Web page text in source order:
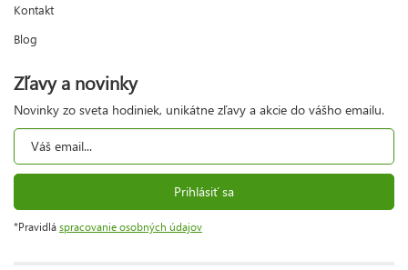
Kontakt
Blog
Zľavy a novinky
Novinky zo sveta hodiniek, unikátne zľavy a akcie do vášho emailu.
Prihlásiť sa
*Pravidlá spracovanie osobných údajov